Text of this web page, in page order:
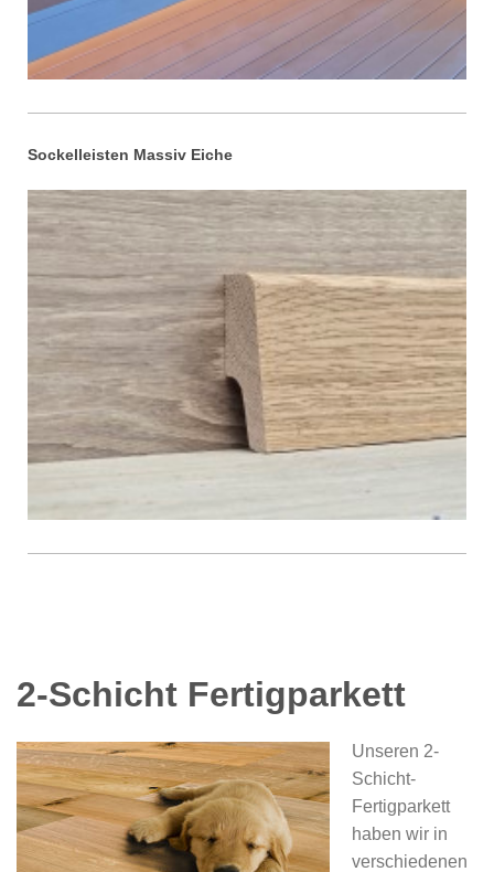
Sockelleisten Massiv Eiche
2-Schicht Fertigparkett
Unseren 2-
Schicht-
Fertigparkett
haben wir in
verschiedenen